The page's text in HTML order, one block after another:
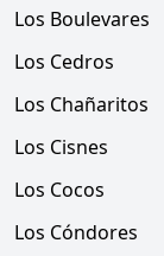
Los Boulevares
Los Cedros
Los Chañaritos
Los Cisnes
Los Cocos
Los Cóndores